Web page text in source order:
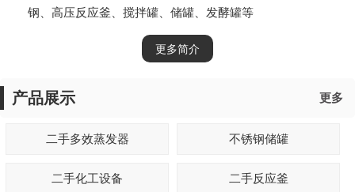
钢、高压反应釜、搅拌罐、储罐、发酵罐等
更多简介
产品展示 更多
二手多效蒸发器 不锈钢储罐
二手化工设备 二手反应釜